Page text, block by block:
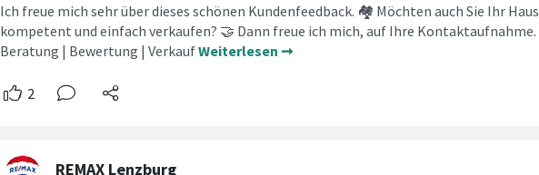
Ich freue mich sehr über dieses schönen Kundenfeedback. 🏘 Möchten auch Sie Ihr Haus
kompetent und einfach verkaufen? 🤝 Dann freue ich mich, auf Ihre Kontaktaufnahme.
Beratung | Bewertung | VerkaufWeiterlesen ➞